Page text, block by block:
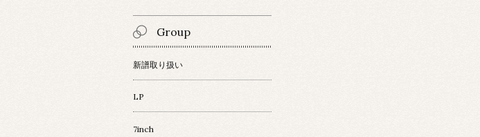
Group
新譜取り扱い
LP
7inch